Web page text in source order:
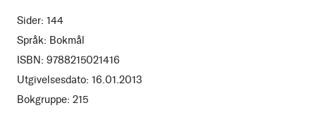
Sider: 144
Språk: Bokmål
ISBN: 9788215021416
Utgivelsesdato: 16.01.2013
Bokgruppe: 215